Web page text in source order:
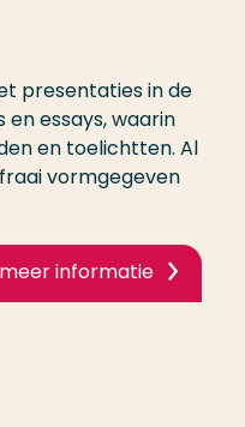
presentaties in de
essays, waarin
en toelichtten. Al
vormgegeven
informatie